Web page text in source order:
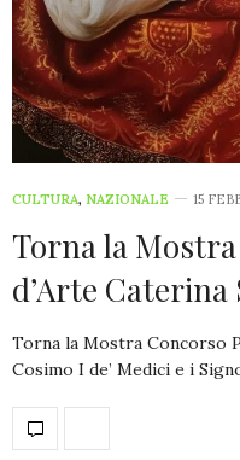
CULTURA, NAZIONALE 15
Torna la
d’Arte Caterina
Torna la Mostra Concorso
Cosimo I de’ Medici e i